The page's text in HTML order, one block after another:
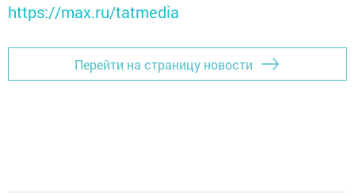
https://max.ru/tatmedia
Перейти на страницу новости